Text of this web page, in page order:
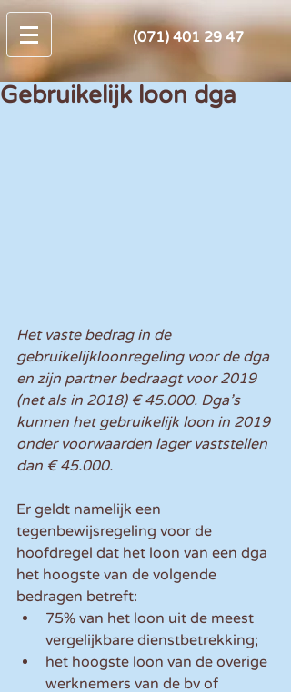
(071) 401 29 47
Gebruikelijk loon dga
Het vaste bedrag in de
gebruikelijkloonregeling voor de dga
en zijn partner bedraagt voor 2019
(net als in 2018) € 45.000. Dga’s
kunnen het gebruikelijk loon in 2019
onder voorwaarden lager vaststellen
dan € 45.000.
Er geldt namelijk een
tegenbewijsregeling voor de
hoofdregel dat het loon van een dga
het hoogste van de volgende
bedragen betreft:
75% van het loon uit de meest
vergelijkbare dienstbetrekking;
het hoogste loon van de overige
werknemers van de bv of